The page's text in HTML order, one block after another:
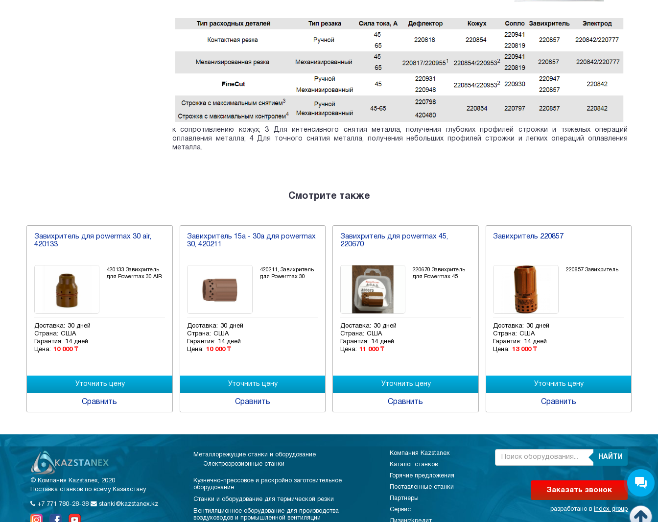
к сопротивлению кожух; 3 Для интенсивного снятия металла, получения глубоких профилей строжки и тяжелых операций
оплавления металла; 4 Для точного снятия металла, получения небольших профилей строжки и легких операций оплавления
металла.
Смотрите также
Завихритель 15a - 30a для powermax
420211, Завихритель
для Powermax 30
Доставка:
Страна:
Гарантия:
Цена:
Сравнить
Завихритель для powermax 45,
220670
220670 Завихритель
для Powermax 45
Доставка:
Страна:
Гарантия:
Цена:
Сравнить
Завихритель 220857
220857 Завихритель
Доставка:
Страна:
Гарантия:
Цена:
Сравнить
Завихритель для powermax 30 air,
420133 Завихритель
Доставка:
Страна:
Гарантия:
Цена:
Сравнить
© Компания Kazstanex, 2020
Поставка станков по всему Казахстану
+7 771 780-28-38 stanki@kazstanex.kz
Металлорежущие станки и оборудование
Электроэрозионные станки
Кузнечно-прессовое и раскройно заготовительное
оборудование
Станки и оборудование для термической резки
Вентиляционное оборудование для производства
воздуховодов и промышленной вентиляции
Компания Kazstanex
Каталог станков
Горячие предложения
Поставленные станки
Партнеры
Сервис
НАЙТИ
Заказать звонок
разработано в index group